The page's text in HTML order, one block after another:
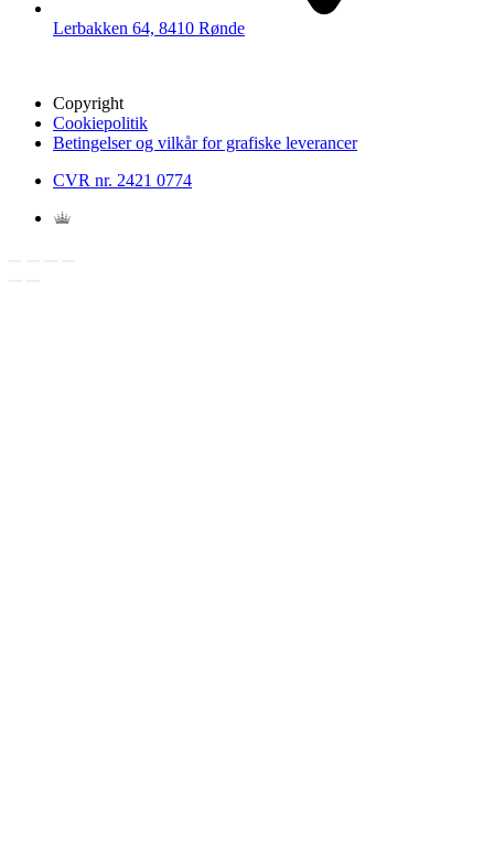
Lerbakken 64, 8410 Rønde
Copyright
Cookiepolitik
Betingelser og vilkår for grafiske leverancer
CVR nr. 2421 0774